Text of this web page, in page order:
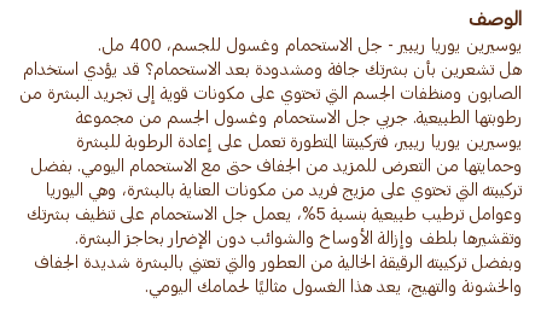
الوصف
هل تشعرين بأن بشرتك جافة ومشدودة بعد الاستحمام؟ قد يؤدي استخدام
الصابون ومنظفات الجسم التي تحتوي على مكونات قوية إلى تجريد البشرة من
رطوبتها الطبيعية. جربي جل الاستحمام وغسول الجسم من مجموعة
يوسيرين يوريا ريبير، فتركيبتنا المتطورة تعمل على إعادة الرطوبة للبشرة
وحمايتها من التعرض للمزيد من الجفاف حتى مع الاستحمام اليومي. بفضل
تركيبته التي تحتوي على مزيج فريد من مكونات العناية بالبشرة، وهي اليوريا
وعوامل ترطيب طبيعية بنسبة 5%، يعمل جل الاستحمام على تنظيف بشرتك
وتقشيرها بلطف وإزالة الأوساخ والشوائب دون الإضرار بحاجز البشرة.
وبفضل تركيبته الرقيقة الخالية من العطور والتي تعتني بالبشرة شديدة الجفاف
والخشونة والتهيج، يعد هذا الغسول مثاليًا لحمامك اليومي.